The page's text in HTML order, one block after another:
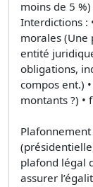
moins de 5
Interdictions :
morales (Une
entité
obligations,
compos ent.)
montants ?) •
Plafonnement
plafond légal
assurer